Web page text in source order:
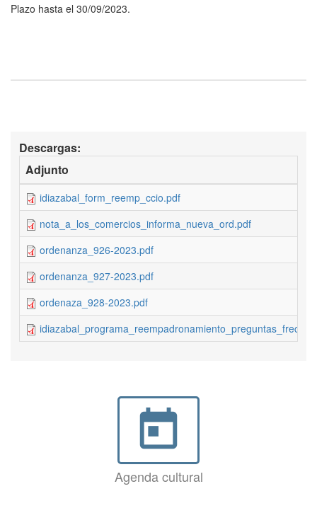
Plazo hasta el 30/09/2023.
Descargas:
Adjunto
idiazabal_form_reemp_ccio.pdf
nota_a_los_comercios_informa_nueva_ord.pdf
ordenanza_926-2023.pdf
ordenanza_927-2023.pdf
ordenaza_928-2023.pdf
today
Agenda cultural